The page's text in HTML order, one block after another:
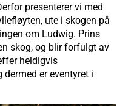
presenterer vi med
ute i skogen på
om Ludwig. Prins
skog, og blir forfulgt av
heldigvis
er eventyret i